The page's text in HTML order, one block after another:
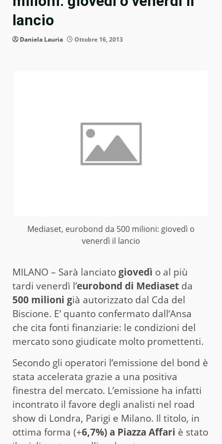
lancio
Daniela Lauria Ottobre 16, 2013
Mediaset, eurobond da 500 milioni: giovedì o
venerdì il lancio
MILANO – Sarà lanciatogiovedì o al più
tardi venerdì l’eurobond di Mediaset da
500 milioni già autorizzato dal Cda del
Biscione. E’ quanto confermato dall’Ansa
che cita fonti finanziarie: le condizioni del
mercato sono giudicate molto promettenti.
Secondo gli operatori l’emissione del bond è
stata accelerata grazie a una positiva
finestra del mercato. L’emissione ha infatti
incontrato il favore degli analisti nel road
show di Londra, Parigi e Milano. Il titolo, in
ottima forma (+6,7%) a Piazza Affari è stato